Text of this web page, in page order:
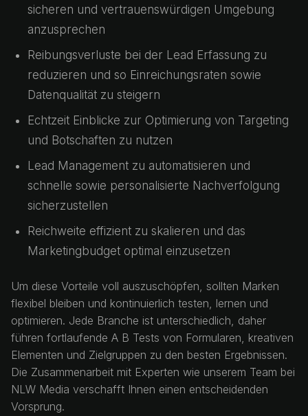
sicheren und vertrauenswürdigen Umgebung
anzusprechen
Reibungsverluste bei der Lead Erfassung zu
reduzieren und so Einreichungsraten sowie
Datenqualität zu steigern
Echtzeit Einblicke zur Optimierung von Targeting
und Botschaften zu nutzen
Lead Management zu automatisieren und
schnelle sowie personalisierte Nachverfolgung
sicherzustellen
Reichweite effizient zu skalieren und das
Marketingbudget optimal einzusetzen
Um diese Vorteile voll auszuschöpfen, sollten Marken
flexibel bleiben und kontinuierlich testen, lernen und
optimieren. Jede Branche ist unterschiedlich, daher
führen fortlaufende A B Tests von Formularen, kreativen
Elementen und Zielgruppen zu den besten Ergebnissen.
Die Zusammenarbeit mit Experten wie unserem Team bei
NLW Media verschafft Ihnen einen entscheidenden
Vorsprung.